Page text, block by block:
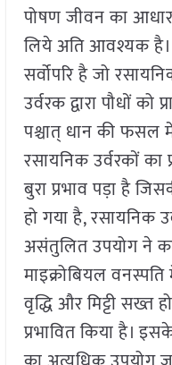
पोषण जीवन का
लिये अति आवश्यक है।
सर्वोपरि है जो
उर्वरक द्वारा पौधों को
पश्चात् धान की फसल
रसायनिक उर्वरकों का
बुरा प्रभाव पड़ा है
हो गया है, रसायनिक
असंतुलित उपयोग ने
माइक्रोबियल
वृद्धि और मिट्टी सख्त
प्रभावित किया है।